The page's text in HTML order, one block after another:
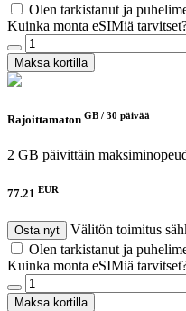
Olen tarkistanut ja
Kuinka monta eSIMiä
Maksa kortilla
Rajoittamaton GB / 30 päivää
2 GB päivittäin
77.21 EUR
Osta nyt
Välitön toimitus
Olen tarkistanut ja
Kuinka monta eSIMiä
Maksa kortilla